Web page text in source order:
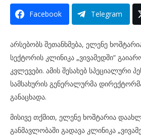
Facebook Telegram
არსებობს შეთანხმება, ელენე
სექტორის კლინიკა „ვივამედში“
კვლევები. ამის შესახებ სპეციალური
სამსახურის გენერალურმა
განაცხადა.
მისივე თქმით, ელენე ხოშტარია
განმავლობაში გადავა კლინიკა